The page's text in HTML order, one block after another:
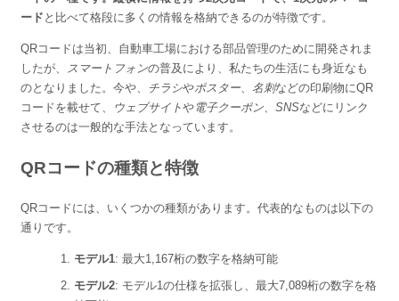
お知らせ
ブログ
ード と比べて格段に多くの情報を格納できるのが特徴です。
QRコードは当初、自動車工場における部品管理のために開発されま
したが、
スマートフォンの普及により、私たちの生活にも身近なも
のとなりました。今や、
チラシやポスター 名刺などの印刷物にQR
コードを載せて、
ウェブサイトや 電子クーポン SNSなどにリンク
させるのは一般的な手法となっています。
QRコードの種類と特徴
QRコードには、いくつかの種類があります。代表的なものは以下の
通りです。
モデル1: 最大1,167桁の数字を格納可能
モデル2: モデル1の仕様を拡張し、最大7,089桁の数字を格